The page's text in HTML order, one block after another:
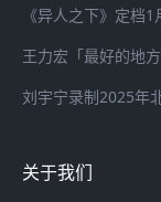
《异人之下》定档
刘宇宁录制2025年
关于我们